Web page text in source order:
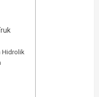
Hidrolik